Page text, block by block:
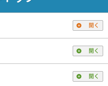
開く
開く
開く